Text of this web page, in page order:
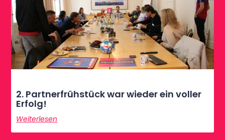
2. Partnerfrühstück war wieder ein voller
Erfolg!
Weiterlesen